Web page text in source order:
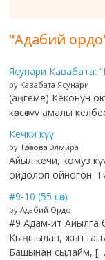
"Адабий
Ясунари Кавабата:
by Кавабата Ясунари
(аңгеме) Кёконун
көрсөтүү амалы
Кечки күү
by Төлөкова Элмира
Айыл кечи, комуз
ойдолоп ойногон.
#9-10 (55 сөз)
by Адабий Ордо
#9 Адам-ит Айылга
Кыңшылап,
Башынан сылайм,